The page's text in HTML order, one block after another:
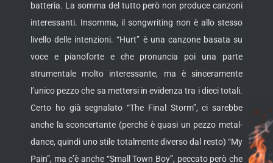
batteria. La somma del tutto però non produce canzoni
interessanti. Insomma, il songwriting non è allo stesso
livello delle intenzioni. “Hurt” è una canzone basata su
voce e pianoforte e che pronuncia poi una parte
strumentale molto interessante, ma è sinceramente
l’unico pezzo che sa mettersi in evidenza tra i dieci totali.
Certo ho già segnalato “The Final Storm”, ci sarebbe
anche la sconcertante (perché è quasi un pezzo metal-
dance, quindi uno stile totalmente diverso dal resto) “My
Pain”, ma c’è anche “Small Town Boy”, peccato però che